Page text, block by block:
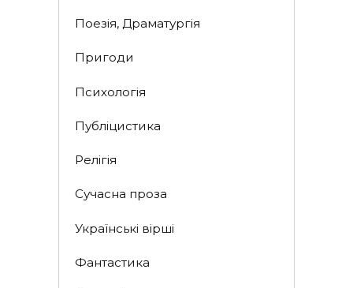
Поезія, Драматургія
Пригоди
Психологія
Публіцистика
Релігія
Сучасна проза
Українські вірші
Фантастика